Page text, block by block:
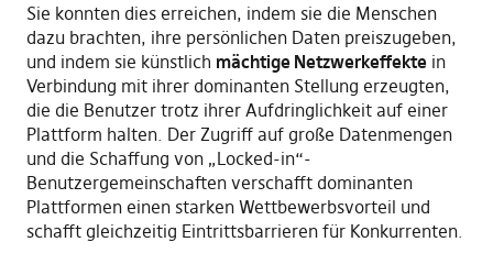
Sie konnten dies erreichen, indem sie die Menschen
dazu brachten, ihre persönlichen Daten preiszugeben,
und indem sie künstlich mächtige Netzwerkeffektein
Verbindung mit ihrer dominanten Stellung erzeugten,
die die Benutzer trotz ihrer Aufdringlichkeit auf einer
Plattform halten. Der Zugriff auf große Datenmengen
und die Schaffung von „Locked-in“-
Benutzergemeinschaften verschafft dominanten
Plattformen einen starken Wettbewerbsvorteil und
schafft gleichzeitig Eintrittsbarrieren für Konkurrenten.